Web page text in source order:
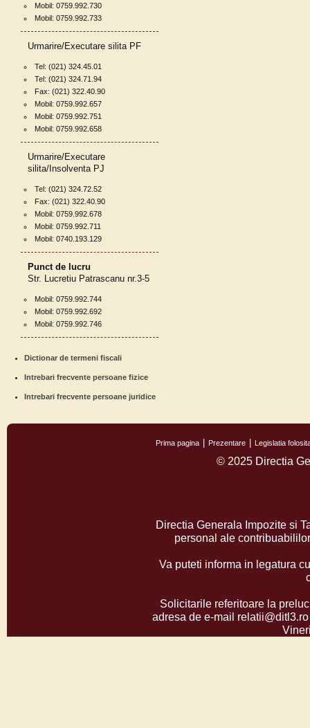
Mobil: 0759.992.730
Mobil: 0759.992.733
Urmarire/Executare silita PF
Tel: (021) 324.45.01
Tel: (021) 324.71.94
Fax: (021) 322.40.90
Mobil: 0759.992.657
Mobil: 0759.992.751
Mobil: 0759.992.658
Urmarire/Executare
silita/Insolventa PJ
Tel: (021) 324.72.52
Fax: (021) 322.40.90
Mobil: 0759.992.678
Mobil: 0759.992.711
Mobil: 0740.193.129
Punct de lucru
Str. Lucretiu Patrascanu nr.3-5
Mobil: 0759.992.744
Mobil: 0759.992.692
Mobil: 0759.992.746
Dictionar de termeni fiscali
Intrebari frecvente persoane fizice
Intrebari frecvente persoane juridice
Prima pagina Prezentare Legislatia
© 2025 Directia
Directia Generala Impozite si
personal ale
Va puteti informa in legatura
Solicitarile referitoare la
adresa de e-mail